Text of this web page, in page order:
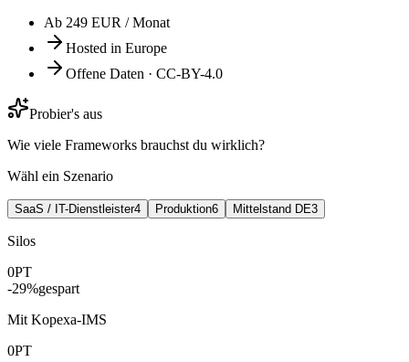
Ab 249 EUR / Monat
Hosted in Europe
Offene Daten · CC-BY-4.0
Probier's aus
Wie viele Frameworks brauchst du wirklich?
Wähl ein Szenario
SaaS / IT-Dienstleister4 Produktion6 Mittelstand DE3
Silos
0PT
-29%gespart
Mit Kopexa-IMS
0PT